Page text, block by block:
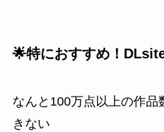
🌟特におすすめ！
なんと100万点以上の作
きない